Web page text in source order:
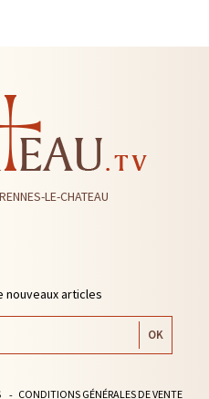
LE-CHATEAU
articles
CONDITIONS GÉNÉRALES DE VENTE